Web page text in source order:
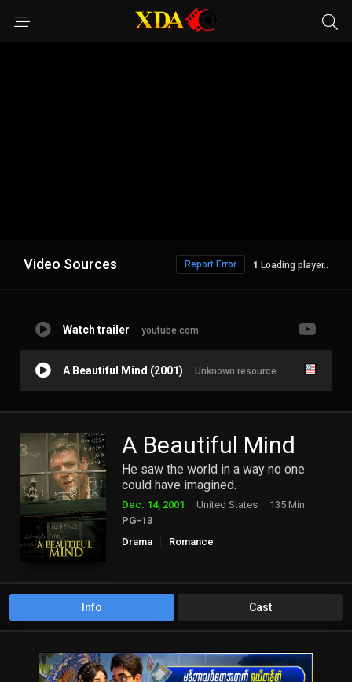
Video Sources Loading player..
Report Error
Watch trailer youtube.com
A Beautiful Mind (2001) Unknown resource
A Beautiful Mind
He saw the world in a way no one
could have imagined.
Dec. 14, 2001 United States
135 Min.
PG-13
Drama
Romance
Info Cast